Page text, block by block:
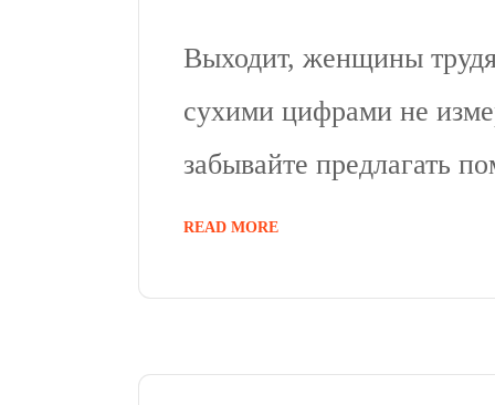
Выходит, женщины
сухими цифрами не
забывайте предлагать
READ MORE